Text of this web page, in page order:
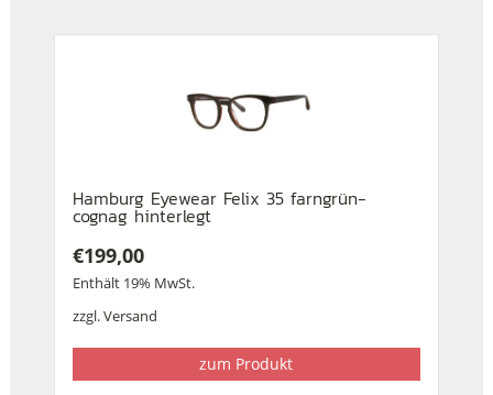
Hamburg Eyewear Felix 35 farngrün-
cognag hinterlegt
€199,00
Enthält 19% MwSt.
zzgl.Versand
zum Produkt